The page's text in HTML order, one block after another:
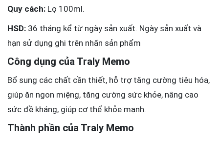
Quy cách: Lọ 100ml.
HSD: 36 tháng kể từ ngày sản xuất. Ngày sản xuất và
hạn sử dụng ghi trên nhãn sản phẩm
Công dụng của Traly Memo
Bổ sung các chất cần thiết, hỗ trợ tăng cường tiêu hóa,
giúp ăn ngon miệng, tăng cường sức khỏe, nâng cao
sức đề kháng, giúp cơ thể khỏe mạnh.
Thành phần của Traly Memo